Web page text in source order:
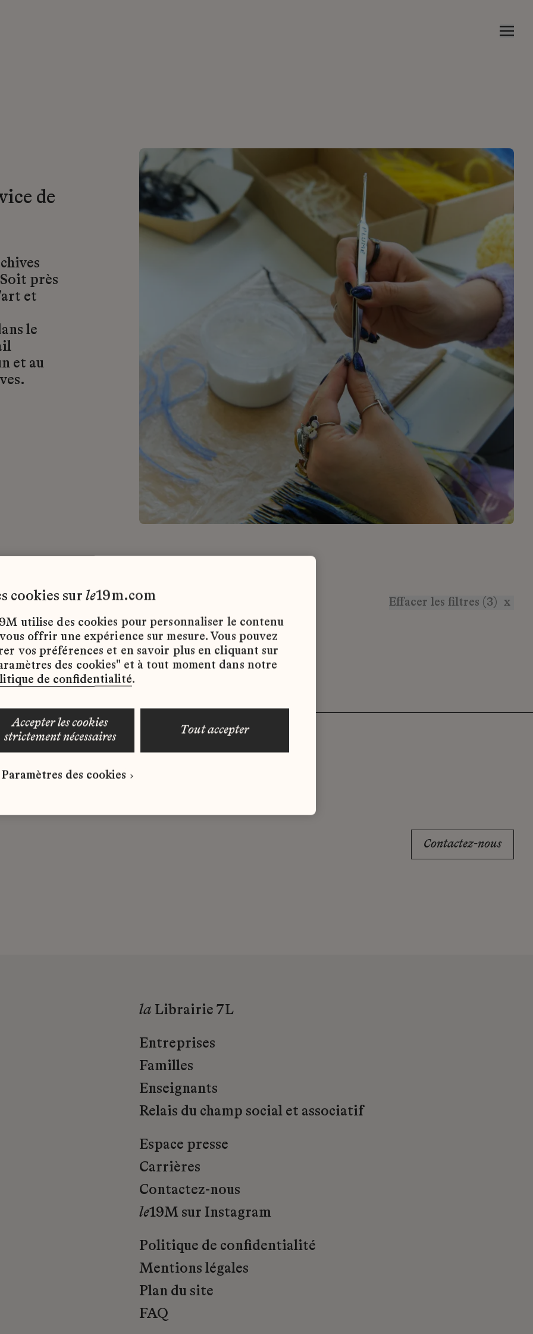
de
près
et
le
et au
Effacer les filtres (3) x
d’emploi disponibles pour le moment.
correspond à votre profil ?
spontanée dès maintenant.
Contactez-nous
la Librairie 7L
Entreprises
Familles
Enseignants
Relais du champ social et associatif
Espace presse
Carrières
Contactez-nous
le19M sur Instagram
Politique de confidentialité
Mentions légales
Plan du site
FAQ
cookies sur le19m.com
utilise des cookies pour personnaliser le contenu
offrir une expérience sur mesure. Vous pouvez
vos préférences et en savoir plus en cliquant sur
des cookies" et à tout moment dans notre
de confidentialité.
accepter les cookies
strictement nécessaires
tout accepter
Paramètres des cookies